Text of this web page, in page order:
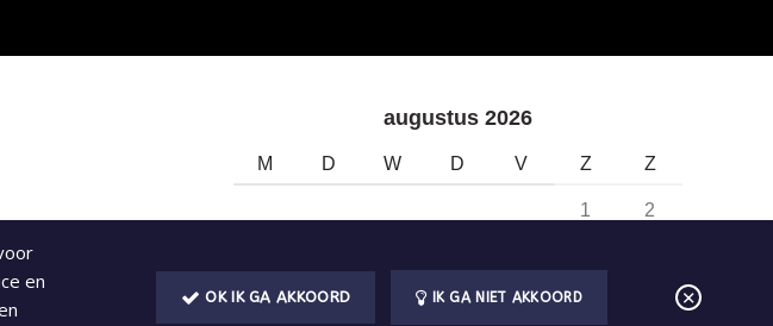
augustus 2026
M D W D V Z Z
1 2
10 13 14
en
OK IK GA AKKOORD IK GA NIET AKKOORD